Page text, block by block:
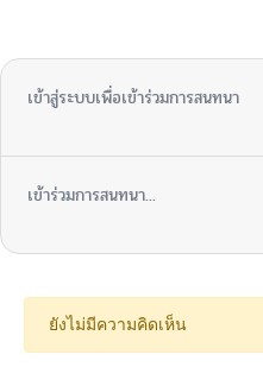
เข้าสู่ระบบเพื่อเข้าร่วมการสนทนา
เข้าร่วมการสนทนา...
ยังไม่มีความคิดเห็น